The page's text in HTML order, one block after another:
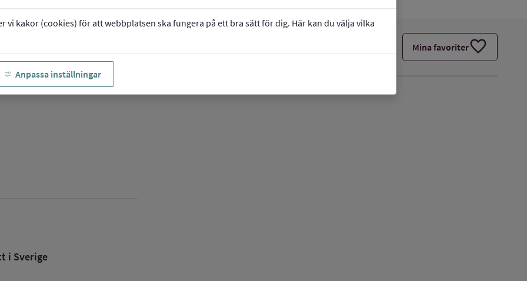
vi kakor (cookies) för att webbplatsen ska fungera på ett bra sätt för dig. Här kan du välja vilka
Anpassa inställningar
Mina favoriterfavorite
i Sverige